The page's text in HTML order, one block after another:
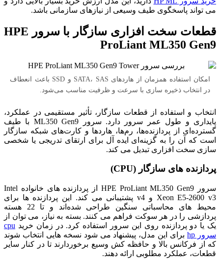
می‌ تواند پاسخگوی طیف وسیعی از نیازهای سازمانی باشد.
قطعات سخت افزاری سازگار با سرور HPE
ProLiant ML350 Gen9
امکان استفاده همزمان از هاردهای SATA، SAS و SSD باعث انعطاف
در انتخاب ذخیره سازی با سرعت و ظرفیت مناسب می‌شود.
انتخاب و استفاده از قطعات سازگار، تأثیر مستقیمی در عملکرد،
پایداری و طول عمر سرور دارد. سرور ML350 Gen9 با طیف
گسترده‌ای از پردازنده‌ها، رم‌ها، هاردها و کارت‌های شبکه سازگار
است که آن را به گزینه‌ای ایده‌ آل برای ارتقای تدریجی یا شخصی‌
سازی سخت افزاری تبدیل می‌ کند.
پردازنده های سازگار (CPU)
سرور HPE ProLiant ML350 Gen9 از پردازنده‌ های خانواده Intel
Xeon E5-2600 v3 و v4 پشتیبانی می‌ کند. این پردازنده‌ ها برای
محیط‌ های محاسباتی سنگین طراحی شده‌اند و تا 22 هسته
پردازشی را در هر سوکت فراهم می‌ کنند. بسته به نیاز، می‌ توان از
یک یا دو پردازنده روی این سرور استفاده کرد. در زمان خرید cpu
سرور hp
برای این مدل، پیشنهاد می‌ شود نسخه‌ هایی انتخاب شوند
که از فرکانس بالا و حافظه کش وسیع برخوردارند تا در کنار سایر
قطعات، عملکرد مطلوبی ارائه دهند.